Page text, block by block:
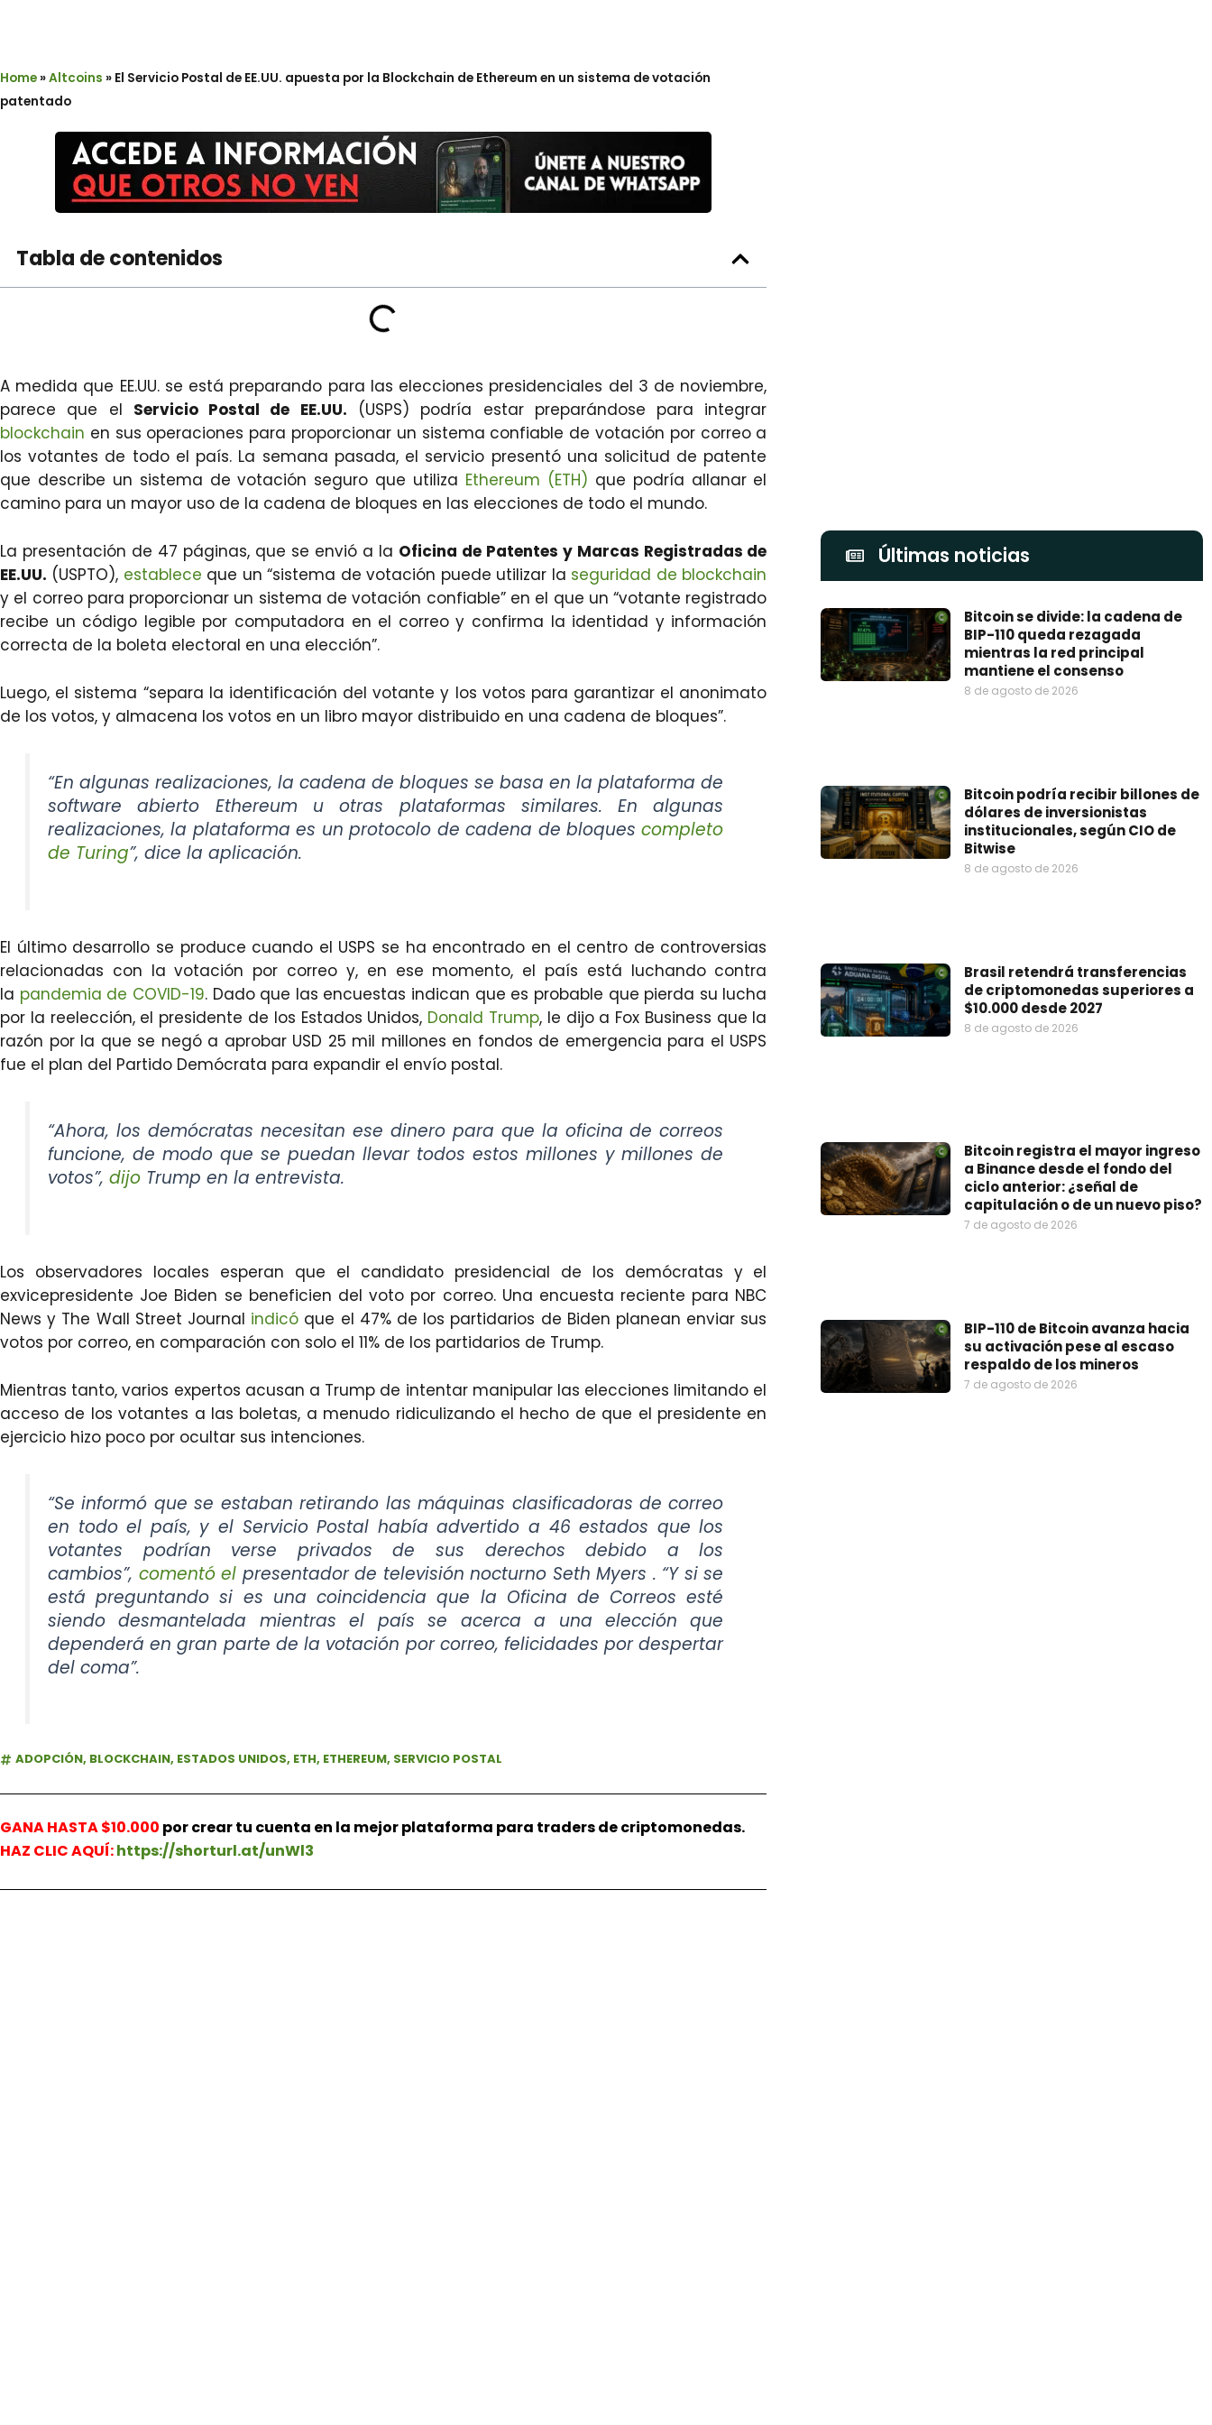
Home»Altcoins » El Servicio Postal de EE.UU. apuesta por la Blockchain de Ethereum en un sistema de votación
patentado
Tabla de contenidos
A medida que EE.UU. se está preparando para las elecciones presidenciales del 3 de noviembre,
parece que el Servicio Postal de EE.UU. (USPS) podría estar preparándose para integrar
blockchain en sus operaciones para proporcionar un sistema confiable de votación por correo a
los votantes de todo el país. La semana pasada, el servicio presentó una solicitud de patente
que describe un sistema de votación seguro que utiliza Ethereum (ETH) que podría allanar el
camino para un mayor uso de la cadena de bloques en las elecciones de todo el mundo.
La presentación de 47 páginas, que se envió a la Oficina de Patentes y Marcas Registradas de
EE.UU. (USPTO), establece que un “sistema de votación puede utilizar la seguridad de blockchain
y el correo para proporcionar un sistema de votación confiable” en el que un “votante registrado
recibe un código legible por computadora en el correo y confirma la identidad y información
correcta de la boleta electoral en una elección”.
Luego, el sistema “separa la identificación del votante y los votos para garantizar el anonimato
de los votos, y almacena los votos en un libro mayor distribuido en una cadena de bloques”.
“En algunas realizaciones, la cadena de bloques se basa en la plataforma de
software abierto Ethereum u otras plataformas similares. En algunas
realizaciones, la plataforma es un protocolo de cadena de bloquescompleto
de Turing”, dice la aplicación.
El último desarrollo se produce cuando el USPS se ha encontrado en el centro de controversias
relacionadas con la votación por correo y, en ese momento, el país está luchando contra
la pandemia de COVID-19. Dado que las encuestas indican que es probable que pierda su lucha
por la reelección, el presidente de los Estados Unidos, Donald Trump, le dijo a Fox Business que la
razón por la que se negó a aprobar USD 25 mil millones en fondos de emergencia para el USPS
fue el plan del Partido Demócrata para expandir el envío postal.
“Ahora, los demócratas necesitan ese dinero para que la oficina de correos
funcione, de modo que se puedan llevar todos estos millones y millones de
votos”,dijo Trump en la entrevista.
Los observadores locales esperan que el candidato presidencial de los demócratas y el
exvicepresidente Joe Biden se beneficien del voto por correo. Una encuesta reciente para NBC
News y The Wall Street Journal indicó que el 47% de los partidarios de Biden planean enviar sus
votos por correo, en comparación con solo el 11% de los partidarios de Trump.
Mientras tanto, varios expertos acusan a Trump de intentar manipular las elecciones limitando el
acceso de los votantes a las boletas, a menudo ridiculizando el hecho de que el presidente en
ejercicio hizo poco por ocultar sus intenciones.
“Se informó que se estaban retirando las máquinas clasificadoras de correo
en todo el país, y el Servicio Postal había advertido a 46 estados que los
votantes podrían verse privados de sus derechos debido a los
cambios”, comentó el presentador de televisión nocturno Seth Myers . “Y si se
está preguntando si es una coincidencia que la Oficina de Correos esté
siendo desmantelada mientras el país se acerca a una elección que
dependerá en gran parte de la votación por correo, felicidades por despertar
del coma”.
ADOPCIÓN, BLOCKCHAIN, ESTADOS UNIDOS, ETH, ETHEREUM, SERVICIO POSTAL
GANA HASTA $10.000 por crear tu cuenta en la mejor plataforma para traders de criptomonedas.
HAZ CLIC AQUÍ:https://shorturl.at/unWl3
Últimas noticias
Bitcoin se divide: la cadena de
BIP-110 queda rezagada
mientras la red principal
mantiene el consenso
8 de agosto de 2026
Bitcoin podría recibir billones de
dólares de inversionistas
institucionales, según CIO de
Bitwise
8 de agosto de 2026
Brasil retendrá transferencias
de criptomonedas superiores a
$10.000 desde 2027
8 de agosto de 2026
Bitcoin registra el mayor ingreso
a Binance desde el fondo del
ciclo anterior: ¿señal de
capitulación o de un nuevo piso?
7 de agosto de 2026
BIP-110 de Bitcoin avanza hacia
su activación pese al escaso
respaldo de los mineros
7 de agosto de 2026